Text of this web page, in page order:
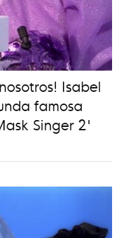
Isabel
famosa
Singer 2'